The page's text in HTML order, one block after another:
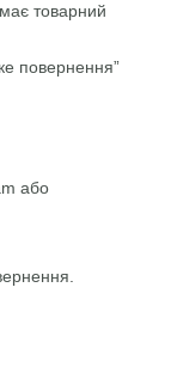
товарний
повернення”
або